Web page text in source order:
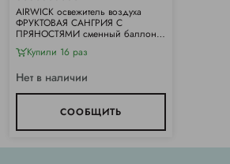
АIRWICK освежитель воздуха
ФРУКТОВАЯ САНГРИЯ С
ПРЯНОСТЯМИ сменный баллон
(250мл)Купили 16 раз
Нет в наличии
СООБЩИТЬ